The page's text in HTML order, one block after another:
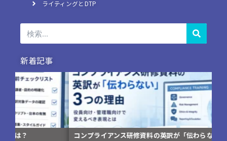
ライティングとDTP
検
索
新着記事
コンプライアンス研修資料の英訳が「伝わらない」3つの理由